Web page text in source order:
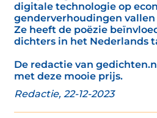
digitale technologie op
genderverhoudingen vallen
Ze heeft de poëzie
dichters in het Nederlands
De redactie van
met deze mooie prijs.
Redactie, 22-12-2023